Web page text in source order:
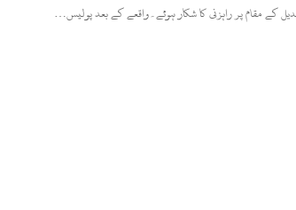
کے مقام پر راہزنی کا شکار ہوئے۔واقعے کے بعد پولیس…